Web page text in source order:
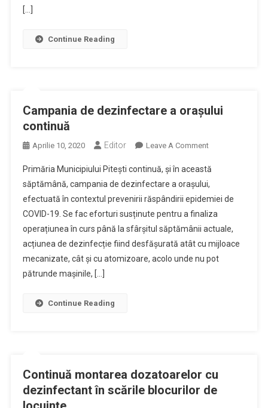
[…]
Continue Reading
Campania de dezinfectare a orașului
continuă
Aprilie 10, 2020 Editor Leave A CommentOn
De
Dezinfectare
A
Orașului
Continuă
Primăria Municipiului Pitești continuă, și în această
săptămână, campania de dezinfectare a orașului,
efectuată în contextul prevenirii răspândirii epidemiei de
COVID-19. Se fac eforturi susținute pentru a finaliza
operațiunea în curs până la sfârșitul săptămânii actuale,
acțiunea de dezinfecție fiind desfășurată atât cu mijloace
mecanizate, cât și cu atomizoare, acolo unde nu pot
pătrunde mașinile, […]
Continue Reading
Continuă montarea dozatoarelor cu
dezinfectant în scările blocurilor de